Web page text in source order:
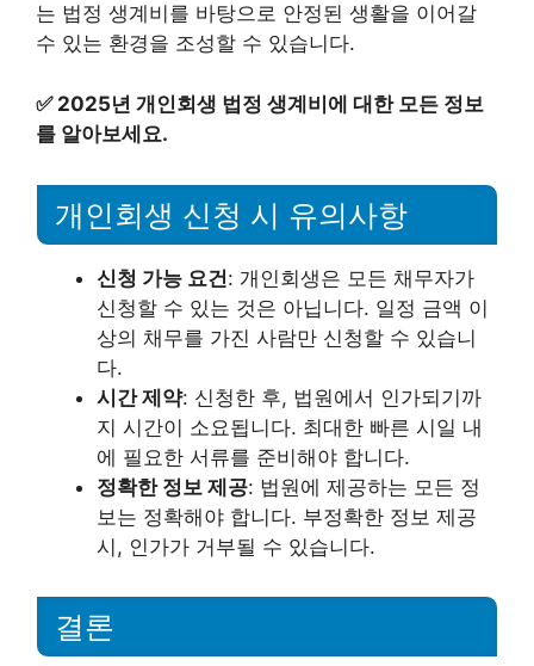
는 법정 생계비를 바탕으로 안정된 생활을 이어갈
수 있는 환경을 조성할 수 있습니다.
✅ 2025년 개인회생 법정 생계비에 대한 모든 정보
를 알아보세요.
개인회생 신청 시 유의사항
신청 가능 요건: 개인회생은 모든 채무자가
신청할 수 있는 것은 아닙니다. 일정 금액 이
상의 채무를 가진 사람만 신청할 수 있습니
다.
시간 제약: 신청한 후, 법원에서 인가되기까
지 시간이 소요됩니다. 최대한 빠른 시일 내
에 필요한 서류를 준비해야 합니다.
정확한 정보 제공: 법원에 제공하는 모든 정
보는 정확해야 합니다. 부정확한 정보 제공
시, 인가가 거부될 수 있습니다.
결론